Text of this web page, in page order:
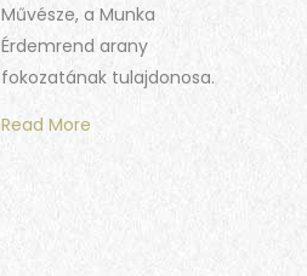
Művésze, a Munka
Érdemrend arany
fokozatának tulajdonosa.
Read More